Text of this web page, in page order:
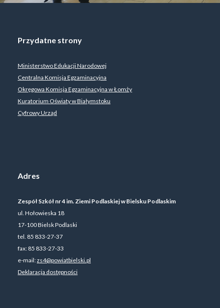
Przydatne strony
Ministerstwo Edukacji Narodowej
Centralna Komisja Egzaminacyjna
Okręgowa Komisja Egzaminacyjna w Łomży
Kuratorium Oświaty w Białymstoku
Cyfrowy Urząd
Adres
Zespół Szkół nr 4 im. Ziemi Podlaskiej w Bielsku Podlaskim
ul. Hołowieska 18
17-100 Bielsk Podlaski
tel. 85 833-27-37
fax: 85 833-27-33
e-mail:zs4@powiatbielski.pl
Deklaracja dostępności